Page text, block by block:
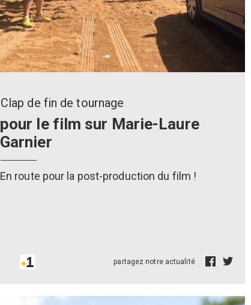
Clap de fin de tournage
pour le film sur Marie-Laure
Garnier
En route pour la post-production du film !
partagez notre actualité